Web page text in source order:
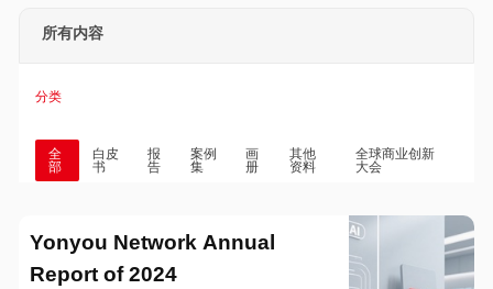
所有内容
分类
全
部
白皮
书
报
告
案例
集
画
册
其他
资料
全球商业创新
大会
Yonyou Network Annual
Report of 2024